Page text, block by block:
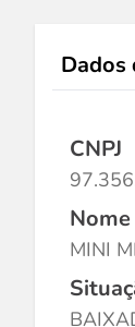
Dados
CNPJ
MINI